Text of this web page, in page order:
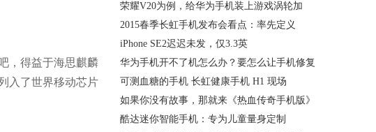
，得益于海思麒麟
入了世界移动芯片
荣耀V20为例，给华为手机装上游戏涡轮加
2015春季长虹手机发布会看点：率先定义
iPhone SE2迟迟未发，仅3.3英
华为手机开不了机怎么办？要怎么让手机修复
可测血糖的手机 长虹健康手机 H1 现场
如果你没有故事，那就来《热血传奇手机版》
酷达迷你智能手机：专为儿童量身定制